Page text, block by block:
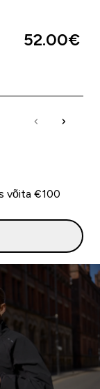
52.00€‎
võita €100